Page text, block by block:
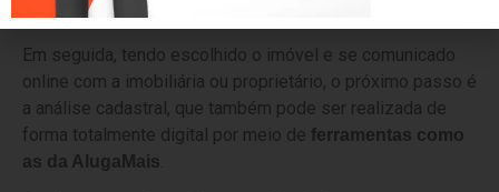
precisar ir pessoalmente ao imóvel.
Em seguida, tendo escolhido o imóvel e se comunicado
online com a imobiliária ou proprietário, o próximo passo é
a análise cadastral, que também pode ser realizada de
forma totalmente digital por meio de ferramentas como
as da AlugaMais.